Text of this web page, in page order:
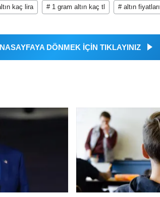
kaç lira # 1 gram altın kaç tl # altın fiyatları
DÖNMEK İÇİN TIKLAYINIZ